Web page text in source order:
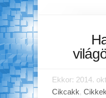
Ekkor: 2014.
Cikcakk,